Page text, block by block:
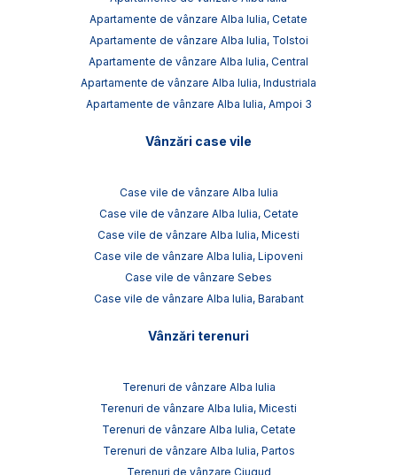
Apartamente de vânzare Alba Iulia, Cetate
Apartamente de vânzare Alba Iulia, Tolstoi
Apartamente de vânzare Alba Iulia, Central
Apartamente de vânzare Alba Iulia, Industriala
Apartamente de vânzare Alba Iulia, Ampoi 3
Vânzări case vile
Case vile de vânzare Alba Iulia
Case vile de vânzare Alba Iulia, Cetate
Case vile de vânzare Alba Iulia, Micesti
Case vile de vânzare Alba Iulia, Lipoveni
Case vile de vânzare Sebes
Case vile de vânzare Alba Iulia, Barabant
Vânzări terenuri
Terenuri de vânzare Alba Iulia
Terenuri de vânzare Alba Iulia, Micesti
Terenuri de vânzare Alba Iulia, Cetate
Terenuri de vânzare Alba Iulia, Partos
Terenuri de vânzare Ciugud